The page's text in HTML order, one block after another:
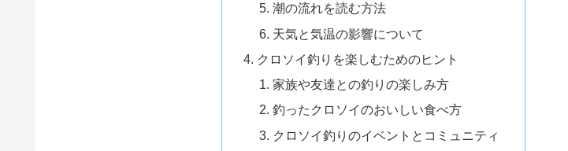
潮の流れを読む方法
天気と気温の影響について
クロソイ釣りを楽しむためのヒント
家族や友達との釣りの楽しみ方
釣ったクロソイのおいしい食べ方
クロソイ釣りのイベントとコミュニティ